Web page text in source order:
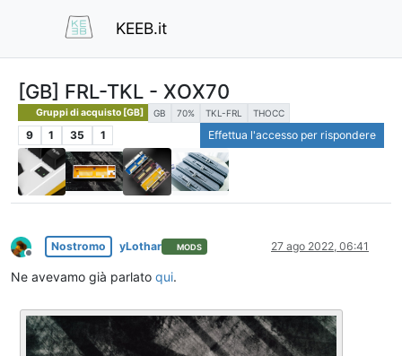
KEEB.it
[GB] FRL-TKL - XOX70
Gruppi di acquisto [GB] GB 70% TKL-FRL THOCC
9 1 35 1 Effettua l'accesso per rispondere
Non in linea
Nostromo yLothar MODS 27 ago 2022, 06:41
Ne avevamo già parlato qui.